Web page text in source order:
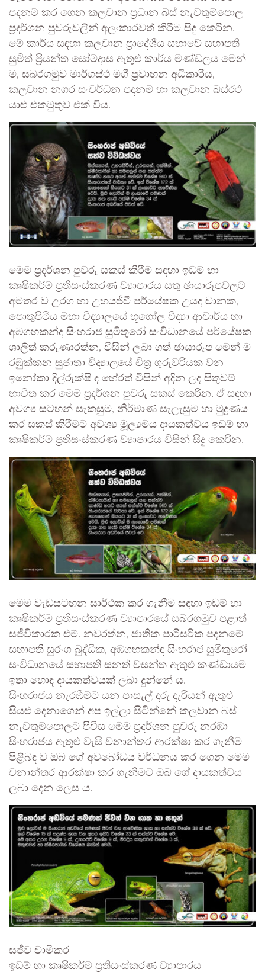
පදනම් කර ගෙන කලවාන ප්‍රධාන බස් නැවතුම්පොල
ප්‍රදර්ශන පුවරුවලින් අලංකාරවත් කිරීම සිදු කෙරින.
මේ කාර්ය සඳහා කලවාන ප්‍රාදේශීය සභාවේ සභාපති
සුමිත් ප්‍රියන්ත සෝමදාස ඇතුළු කාර්ය මණ්ඩලය මෙන්
ම, සබරගමුව මාර්ගස්ථ මගී ප්‍රවාහන අධිකාරිය,
කලවාන නගර සංවර්ධන පදනම හා කලවාන බස්රථ
යාළු එකමුතුව එක් විය.
මෙම ප්‍රදර්ශන පුවරු සකස් කිරීම සඳහා ඉඩම් හා
කෘෂිකර්ම ප්‍රතිසංස්කරණ ව්‍යාපාරය සතු ඡායාරූපවලට
අමතර ව උරග හා උභයජීවී පර්යේෂක උයද චානක,
පොතුපිටිය මහා විද්‍යාලයේ භූගෝල විද්‍යා ආචාර්ය හා
අඹගහකන්ද සිංහරාජ සුමිතුරෝ සංවිධානයේ පර්යේෂක
ශාලිත් කරුණාරත්න, විසින් ලබා ගත් ඡායාරූප මෙන් ම
රඹුක්කන සුජාතා විද්‍යාලයේ චිත්‍ර ගුරුවරියක වන
ඉනෝකා දිල්රුක්ෂි ද හේරත් විසින් අදින ලද සිතුවම්
භාවිත කර මෙම ප්‍රදර්ශන පුවරු සකස් කෙරින. ඒ සඳහා
අවශ්‍ය සටහන් සැකසුම, නිර්මාණ සැලැසුම හා මුද්‍රණය
කර සකස් කිරීමට අවශ්‍ය මූල්‍යමය දායකත්වය ඉඩම් හා
කෘෂිකර්ම ප්‍රතිසංස්කරණ ව්‍යාපාරය විසින් සිදු කෙරින.
මෙම වැඩසටහන සාර්ථක කර ගැනීම සඳහා ඉඩම් හා
කෘෂිකර්ම ප්‍රතිසංස්කරණ ව්‍යාපාරයේ සබරගමුව පළාත්
සජීවීකාරක එම්. නවරත්න, ජාතික පාරිසරික පදනමේ
සභාපති සුරංග බුද්ධික, අඹගහකන්ඳ සිංහරාජ සුමිතුරෝ
සංවිධානයේ සභාපති සනත් වසන්ත ඇතුළු කණ්ඩායම
ඉතා හොඳ දායකත්වයක් ලබා දුන්නේ ය.
සිංහරාජය නැරඹීමට යන පාසැල් දරු දැරියන් ඇතුළු
සියළු දෙනාගෙන් අප ඉල්ලා සිටින්නේ කලවාන බස්
නැවතුම්පොලට පිවිස මෙම ප්‍රදර්ශන පුවරු නරඹා
සිංහරාජය ඇතුළු වැසි වනාන්තර ආරක්ෂා කර ගැනීම
පිළිබඳ ව ඔබ ගේ අවබෝධය වර්ධනය කර ගෙන මෙම
වනාන්තර ආරක්ෂා කර ගැනීමට ඔබ ගේ දායකත්වය
ලබා දෙන ලෙස ය.
සජීව චාමිකර
ඉඩම් හා කෘෂිකර්ම ප්‍රතිසංස්කරණ ව්‍යාපාරය